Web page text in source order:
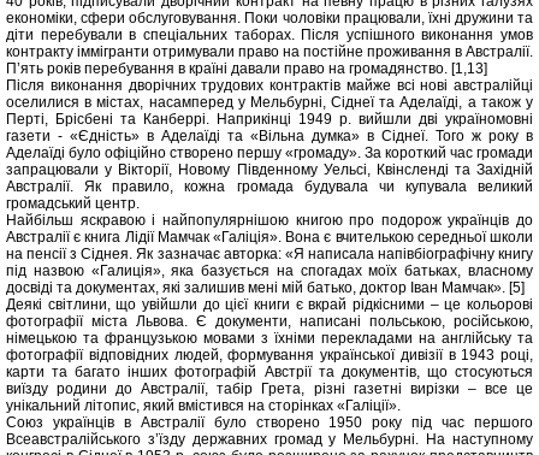
економіки, сфери обслуговування. Поки чоловіки працювали, їхні дружини та
діти перебували в спеціальних таборах. Після успішного виконання умов
контракту іммігранти отримували право на постійне проживання в Австралії.
П’ять років перебування в країні давали право на громадянство. [1,13]
Після виконання дворічних трудових контрактів майже всі нові австралійці
оселилися в містах, насамперед у Мельбурні, Сіднеї та Аделаїді, а також у
Перті, Брісбені та Канберрі. Наприкінці 1949 р. вийшли дві україномовні
газети - «Єдність» в Аделаїді та «Вільна думка» в Сіднеї. Того ж року в
Аделаїді було офіційно створено першу «громаду». За короткий час громади
запрацювали у Вікторії, Новому Південному Уельсі, Квінсленді та Західній
Австралії. Як правило, кожна громада будувала чи купувала великий
громадський центр.
Найбільш яскравою і найпопулярнішою книгою про подорож українців до
Австралії є книга Лідії Мамчак «Галіція». Вона є вчителькою середньої школи
на пенсії з Сіднея. Як зазначає авторка: «Я написала напівбіографічну книгу
під назвою «Галиція», яка базується на спогадах моїх батьках, власному
досвіді та документах, які залишив мені мій батько, доктор Іван Мамчак». [5]
Деякі світлини, що увійшли до цієї книги є вкрай рідкісними – це кольорові
фотографії міста Львова. Є документи, написані польською, російською,
німецькою та французькою мовами з їхніми перекладами на англійську та
фотографії відповідних людей, формування української дивізії в 1943 році,
карти та багато інших фотографій Австрії та документів, що стосуються
виїзду родини до Австралії, табір Грета, різні газетні вирізки – все це
унікальний літопис, який вмістився на сторінках «Галіції».
Союз українців в Австралії було створено 1950 року під час першого
Всеавстралійського з’їзду державних громад у Мельбурні. На наступному